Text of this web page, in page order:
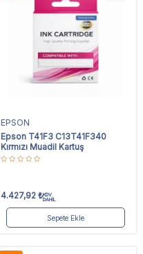
EPSON
Epson T41F3 C13T41F340
Kırmızı Muadil Kartuş
4.427,92 ₺KDV
DAHİL
Sepete Ekle